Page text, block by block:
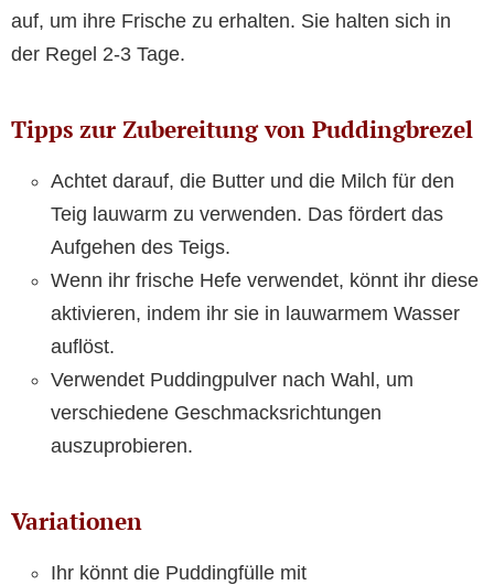
auf, um ihre Frische zu erhalten. Sie halten sich in
der Regel 2-3 Tage.
Tipps zur Zubereitung von Puddingbrezel
Achtet darauf, die Butter und die Milch für den
Teig lauwarm zu verwenden. Das fördert das
Aufgehen des Teigs.
Wenn ihr frische Hefe verwendet, könnt ihr diese
aktivieren, indem ihr sie in lauwarmem Wasser
auflöst.
Verwendet Puddingpulver nach Wahl, um
verschiedene Geschmacksrichtungen
auszuprobieren.
Variationen
Ihr könnt die Puddingfülle mit